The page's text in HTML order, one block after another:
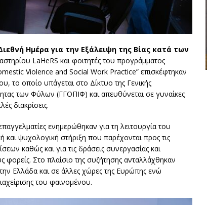
Ημέρα για την Εξάλειψη της Βίας κατά των
LaHeRS και φοιτητές του προγράμματος
Violence and Social Work Practice” επισκέφτηκαν
το οποίο υπάγεται στο Δίκτυο της Γενικής
των Φύλων (ΓΓΟΠΙΦ) και απευθύνεται σε γυναίκες
διακρίσεις.
ενημερώθηκαν για τη λειτουργία του
και ψυχολογική στήριξη που παρέχονται προς τις
καθώς και για τις δράσεις συνεργασίας και
Στο πλαίσιο της συζήτησης ανταλλάχθηκαν
Ελλάδα και σε άλλες χώρες της Ευρώπης ενώ
του φαινομένου.